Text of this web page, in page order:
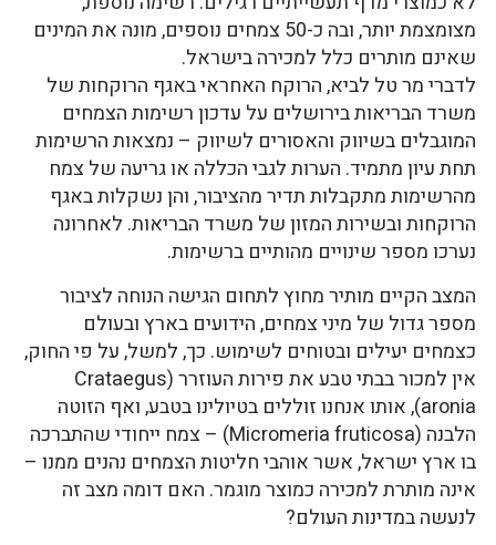
מצומצמת יותר, ובה כ-50 צמחים נוספים, מונה את המינים
שאינם מותרים כלל למכירה בישראל.
לדברי מר טל לביא, הרוקח האחראי באגף הרוקחות של
משרד הבריאות בירושלים על עדכון רשימות הצמחים
המוגבלים בשיווק והאסורים לשיווק – נמצאות הרשימות
תחת עיון מתמיד. הערות לגבי הכללה או גריעה של צמח
מהרשימות מתקבלות תדיר מהציבור, והן נשקלות באגף
הרוקחות ובשירות המזון של משרד הבריאות. לאחרונה
נערכו מספר שינויים מהותיים ברשימות.
המצב הקיים מותיר מחוץ לתחום הגישה הנוחה לציבור
מספר גדול של מיני צמחים, הידועים בארץ ובעולם
כצמחים יעילים ובטוחים לשימוש. כך, למשל, על פי החוק,
אין למכור בבתי טבע את פירות העוזרר (Crataegus
aronia), אותו אנחנו זוללים בטיולינו בטבע, ואף הזוטה
הלבנה (Micromeria fruticosa) – צמח ייחודי שהתברכה
בו ארץ ישראל, אשר אוהבי חליטות הצמחים נהנים ממנו –
אינה מותרת למכירה כמוצר מוגמר. האם דומה מצב זה
לנעשה במדינות העולם?